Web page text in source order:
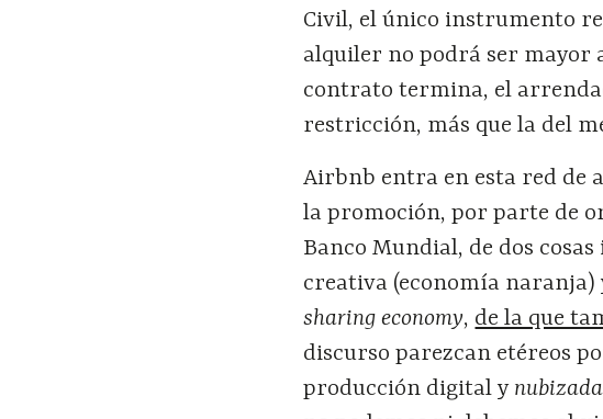
Civil, el único instrumento
alquiler no podrá ser mayor
contrato termina, el
restricción, más que la del
Airbnb entra en esta red de
la promoción, por parte de
Banco Mundial, de dos
creativa (economía
sharing economy, de la que
discurso parezcan etéreos
producción digital y nubizada